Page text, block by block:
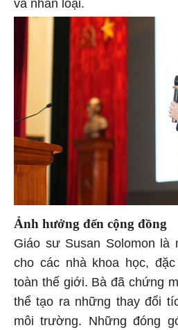
Ảnh hưởng đến cộng đồng
Giáo sư Susan Solomon là
cho các nhà khoa học,
toàn thế giới. Bà đã chứng
thể tạo ra những thay đổi
môi trường. Những đóng